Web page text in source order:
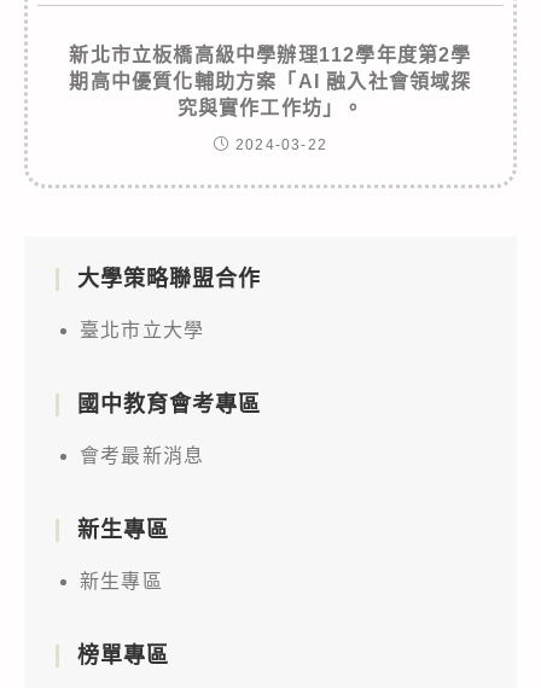
新北市立板橋高級中學辦理112學年度第2學
期高中優質化輔助方案「AI 融入社會領域探
究與實作工作坊」。
2024-03-22
大學策略聯盟合作
臺北市立大學
國中教育會考專區
會考最新消息
新生專區
新生專區
榜單專區